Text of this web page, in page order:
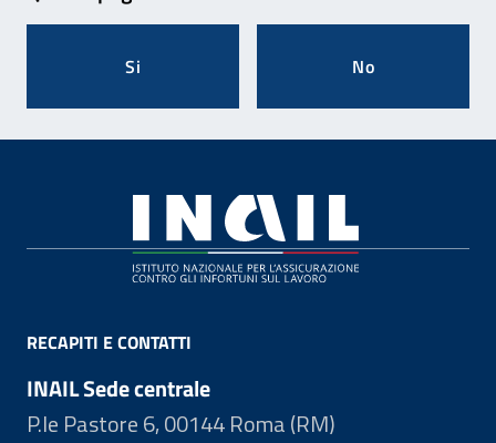
Si No
RECAPITI E CONTATTI
INAIL Sede centrale
P.le Pastore 6, 00144 Roma (RM)